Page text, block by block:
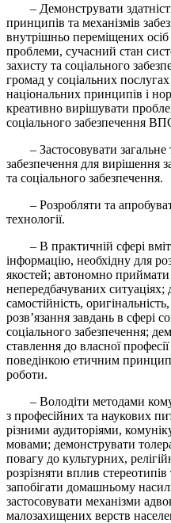
– Демонструвати
принципів та механізмів
внутрішньо переміщених
проблеми, сучасний стан
захисту та соціального
громад у соціальних
національних принципів і
креативно вирішувати
соціального забезпечення
– Застосовувати
забезпечення для вирішення
та соціального забезпечення.
– Розробляти та
технології.
– В практичній сфері
інформацію, необхідну для
якостей; автономно
непередбачуваних ситуаціях;
самостійність,
розв’язання завдань в сфері
соціального забезпечення;
ставлення до власної
поведінкою етичним
роботи.
– Володіти методами
з професійних та наукових
різними аудиторіями,
мовами; демонструвати
повагу до культурних,
розрізняти вплив
запобігати домашньому
застосовувати механізми
малозахищених верств